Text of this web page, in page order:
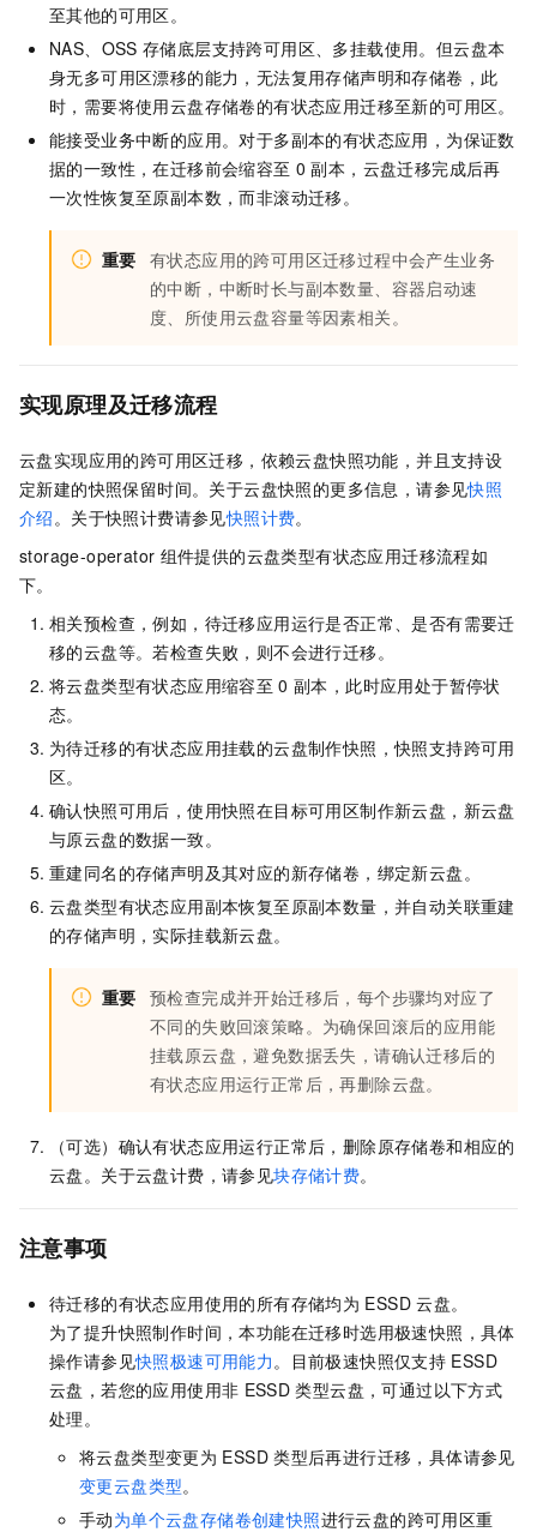
至其他的可用区。
NAS、OSS 存储底层支持跨可用区、多挂载使用。但云盘本
身无多可用区漂移的能力，无法复用存储声明和存储卷，此
时，需要将使用云盘存储卷的有状态应用迁移至新的可用区。
能接受业务中断的应用。对于多副本的有状态应用，为保证数
据的一致性，在迁移前会缩容至 0 副本，云盘迁移完成后再
一次性恢复至原副本数，而非滚动迁移。
重要 有状态应用的跨可用区迁移过程中会产生业务
的中断，中断时长与副本数量、容器启动速
度、所使用云盘容量等因素相关。
实现原理及迁移流程
云盘实现应用的跨可用区迁移，依赖云盘快照功能，并且支持设
定新建的快照保留时间。关于云盘快照的更多信息，请参见快照
介绍。关于快照计费请参见快照计费。
storage-operator 组件提供的云盘类型有状态应用迁移流程如
下。
相关预检查，例如，待迁移应用运行是否正常、是否有需要迁
移的云盘等。若检查失败，则不会进行迁移。
将云盘类型有状态应用缩容至 0 副本，此时应用处于暂停状
态。
为待迁移的有状态应用挂载的云盘制作快照，快照支持跨可用
区。
确认快照可用后，使用快照在目标可用区制作新云盘，新云盘
与原云盘的数据一致。
重建同名的存储声明及其对应的新存储卷，绑定新云盘。
云盘类型有状态应用副本恢复至原副本数量，并自动关联重建
的存储声明，实际挂载新云盘。
重要 预检查完成并开始迁移后，每个步骤均对应了
不同的失败回滚策略。为确保回滚后的应用能
挂载原云盘，避免数据丢失，请确认迁移后的
有状态应用运行正常后，再删除云盘。
（可选）确认有状态应用运行正常后，删除原存储卷和相应的
云盘。关于云盘计费，请参见块存储计费。
注意事项
待迁移的有状态应用使用的所有存储均为 ESSD 云盘。
为了提升快照制作时间，本功能在迁移时选用极速快照，具体
操作请参见快照极速可用能力。目前极速快照仅支持 ESSD
云盘，若您的应用使用非 ESSD 类型云盘，可通过以下方式
处理。
将云盘类型变更为 ESSD 类型后再进行迁移，具体请参见
变更云盘类型。
手动为单个云盘存储卷创建快照进行云盘的跨可用区重